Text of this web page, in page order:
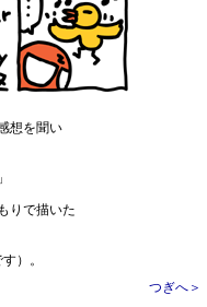
想を聞い
りで描いた
）。
つぎへ＞